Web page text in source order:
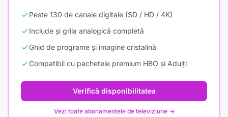
Peste 130 de canale digitale (SD / HD / 4K)
Include și grila analogică completă
Ghid de programe și imagine cristalină
Compatibil cu pachetele premium HBO și Adulți
Verifică disponibilitatea
Vezi toate abonamentele de televiziune →